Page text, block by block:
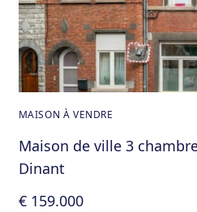
MAISON À VENDRE
Maison de ville 3
Dinant
€ 159.000